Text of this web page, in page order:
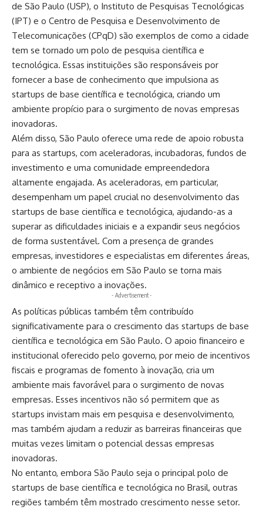
de São Paulo (USP), o Instituto de Pesquisas Tecnológicas
(IPT) e o Centro de Pesquisa e Desenvolvimento de
Telecomunicações (CPqD) são exemplos de como a cidade
tem se tornado um polo de pesquisa científica e
tecnológica. Essas instituições são responsáveis por
fornecer a base de conhecimento que impulsiona as
startups de base científica e tecnológica, criando um
ambiente propício para o surgimento de novas empresas
inovadoras.
Além disso, São Paulo oferece uma rede de apoio robusta
para as startups, com aceleradoras, incubadoras, fundos de
investimento e uma comunidade empreendedora
altamente engajada. As aceleradoras, em particular,
desempenham um papel crucial no desenvolvimento das
startups de base científica e tecnológica, ajudando-as a
superar as dificuldades iniciais e a expandir seus negócios
de forma sustentável. Com a presença de grandes
empresas, investidores e especialistas em diferentes áreas,
o ambiente de negócios em São Paulo se torna mais
dinâmico e receptivo a inovações.
- Advertisement -
As políticas públicas também têm contribuído
significativamente para o crescimento das startups de base
científica e tecnológica em São Paulo. O apoio financeiro e
institucional oferecido pelo governo, por meio de incentivos
fiscais e programas de fomento à inovação, cria um
ambiente mais favorável para o surgimento de novas
empresas. Esses incentivos não só permitem que as
startups invistam mais em pesquisa e desenvolvimento,
mas também ajudam a reduzir as barreiras financeiras que
muitas vezes limitam o potencial dessas empresas
inovadoras.
No entanto, embora São Paulo seja o principal polo de
startups de base científica e tecnológica no Brasil, outras
regiões também têm mostrado crescimento nesse setor.